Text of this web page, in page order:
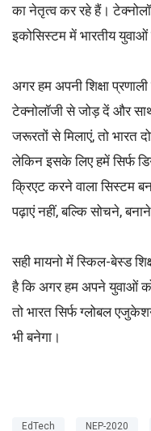
का नेतृत्व कर रहे हैं।
इकोसिस्टम में भारतीय युवाओं
अगर हम अपनी शिक्षा
टेक्नोलॉजी से जोड़ दें और
जरूरतों से मिलाएं, तो भारत
लेकिन इसके लिए हमें सिर्फ
क्रिएट करने वाला सिस्टम
पढ़ाएं नहीं, बल्कि सोचने,
सही मायनो में स्किल-बेस्ड
है कि अगर हम अपने युवाओं
तो भारत सिर्फ ग्लोबल
भी बनेगा।
EdTech NEP-2020